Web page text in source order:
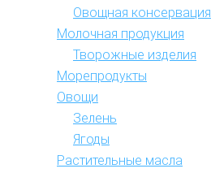
Овощная консервация
Молочная продукция
Творожные изделия
Морепродукты
Овощи
Зелень
Ягоды
Растительные масла